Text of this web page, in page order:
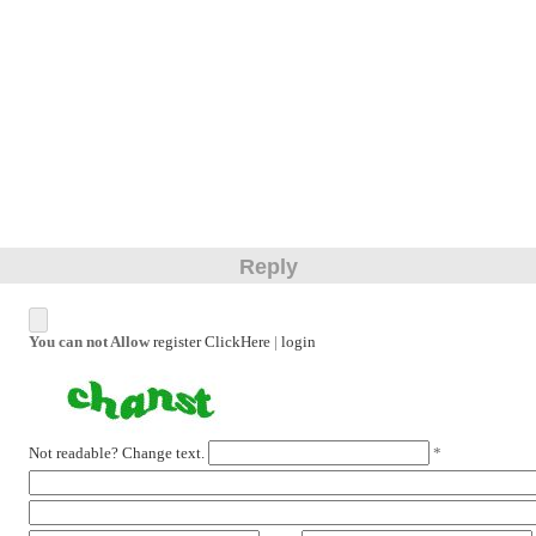
Reply
You can not Allow register ClickHere| login
Not readable? Change text.
*